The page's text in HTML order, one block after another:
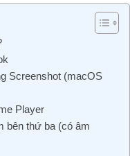
Screenshot (macOS
Player
bên thứ ba (có âm